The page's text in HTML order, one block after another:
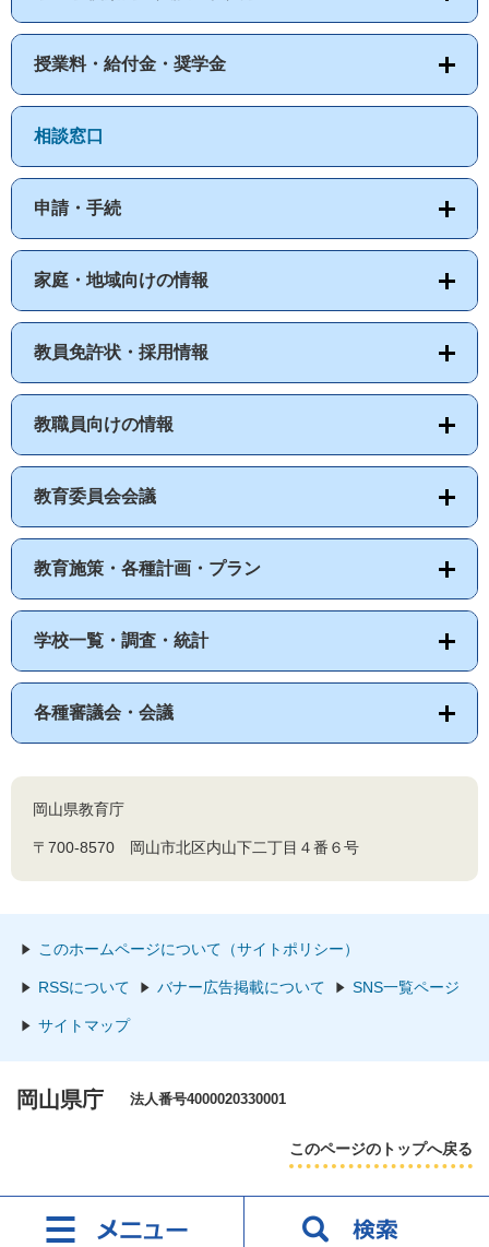
授業料・給付金・奨学金
相談窓口
申請・手続
家庭・地域向けの情報
教員免許状・採用情報
教職員向けの情報
教育委員会会議
教育施策・各種計画・プラン
学校一覧・調査・統計
各種審議会・会議
岡山県教育庁
〒700-8570 岡山市北区内山下二丁目４番６号
このホームページについて（サイトポリシー）
RSSについて バナー広告掲載について SNS一覧ページ
サイトマップ
岡山県庁 法人番号4000020330001
このページのトップへ戻る